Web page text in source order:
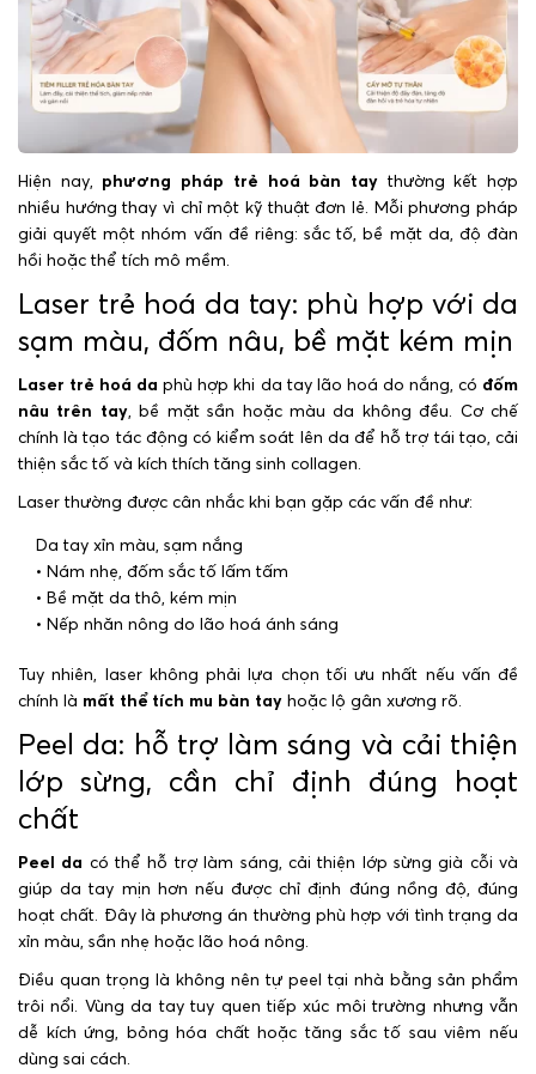
Hiện nay, phương pháp trẻ hoá bàn taythường kết hợp
nhiều hướng thay vì chỉ một kỹ thuật đơn lẻ. Mỗi phương pháp
giải quyết một nhóm vấn đề riêng: sắc tố, bề mặt da, độ đàn
hồi hoặc thể tích mô mềm.
Laser trẻ hoá da tay: phù hợp với da
sạm màu, đốm nâu, bề mặt kém mịn
Laser trẻ hoá da phù hợp khi da tay lão hoá do nắng, có đốm
nâu trên tay, bề mặt sần hoặc màu da không đều. Cơ chế
chính là tạo tác động có kiểm soát lên da để hỗ trợ tái tạo, cải
thiện sắc tố và kích thích tăng sinh collagen.
Laser thường được cân nhắc khi bạn gặp các vấn đề như:
Da tay xỉn màu, sạm nắng
• Nám nhẹ, đốm sắc tố lấm tấm
• Bề mặt da thô, kém mịn
• Nếp nhăn nông do lão hoá ánh sáng
Tuy nhiên, laser không phải lựa chọn tối ưu nhất nếu vấn đề
chính là mất thể tích mu bàn tay hoặc lộ gân xương rõ.
Peel da: hỗ trợ làm sáng và cải thiện
lớp sừng, cần chỉ định đúng hoạt
chất
Peel da có thể hỗ trợ làm sáng, cải thiện lớp sừng già cỗi và
giúp da tay mịn hơn nếu được chỉ định đúng nồng độ, đúng
hoạt chất. Đây là phương án thường phù hợp với tình trạng da
xỉn màu, sần nhẹ hoặc lão hoá nông.
Điều quan trọng là không nên tự peel tại nhà bằng sản phẩm
trôi nổi. Vùng da tay tuy quen tiếp xúc môi trường nhưng vẫn
dễ kích ứng, bỏng hóa chất hoặc tăng sắc tố sau viêm nếu
dùng sai cách.